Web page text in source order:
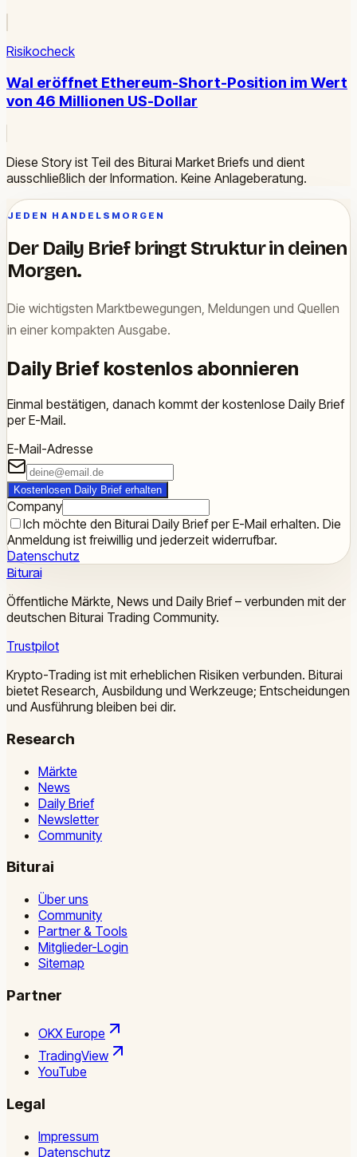
Risikocheck
Wal eröffnet Ethereum-Short-Position im Wert
von 46 Millionen US-Dollar
Diese Story ist Teil des Biturai Market Briefs und dient
ausschließlich der Information. Keine Anlageberatung.
JEDEN HANDELSMORGEN
Der Daily Brief bringt Struktur in deinen
Morgen.
Die wichtigsten Marktbewegungen, Meldungen und Quellen
in einer kompakten Ausgabe.
Daily Brief kostenlos abonnieren
Einmal bestätigen, danach kommt der kostenlose Daily Brief
per E-Mail.
E-Mail-Adresse
Kostenlosen Daily Brief erhalten
Company
Ich möchte den Biturai Daily Brief per E-Mail erhalten. Die
Anmeldung ist freiwillig und jederzeit widerrufbar.
Datenschutz
Biturai
Öffentliche Märkte, News und Daily Brief – verbunden mit der
deutschen Biturai Trading Community.
Trustpilot
Krypto-Trading ist mit erheblichen Risiken verbunden. Biturai
bietet Research, Ausbildung und Werkzeuge; Entscheidungen
und Ausführung bleiben bei dir.
Research
Märkte
News
Daily Brief
Newsletter
Community
Biturai
Über uns
Community
Partner & Tools
Mitglieder-Login
Sitemap
Partner
OKX Europe
TradingView
YouTube
Legal
Impressum
Datenschutz